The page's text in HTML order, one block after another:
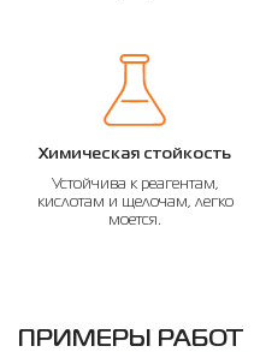
Химическая стойкость
Устойчива к реагентам,
кислотам и щелочам, легко
моется.
ПРИМЕРЫ РАБОТ